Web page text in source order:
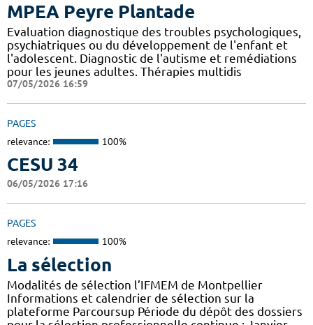
MPEA Peyre Plantade
Evaluation diagnostique des troubles psychologiques,
psychiatriques ou du développement de l'enfant et
l'adolescent. Diagnostic de l'autisme et remédiations
pour les jeunes adultes. Thérapies multidis
07/05/2026 16:59
PAGES
relevance: 100%
CESU 34
06/05/2026 17:16
PAGES
relevance: 100%
La sélection
Modalités de sélection l’IFMEM de Montpellier
Informations et calendrier de sélection sur la
plateforme Parcoursup Période du dépôt des dossiers